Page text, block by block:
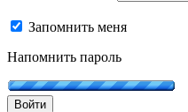
Запомнить меня
Напомнить пароль
Войти